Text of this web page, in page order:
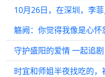
觞阙：你觉得我像是心怀
守护盛阳的爱情 一起追
时宜和师姐半夜找吃的